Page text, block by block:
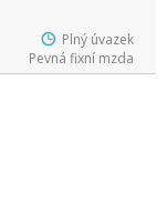
Plný úvazek
Pevná fixní mzda